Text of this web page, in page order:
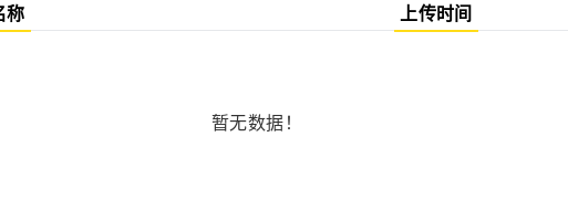
称 上传时间
暂无数据！